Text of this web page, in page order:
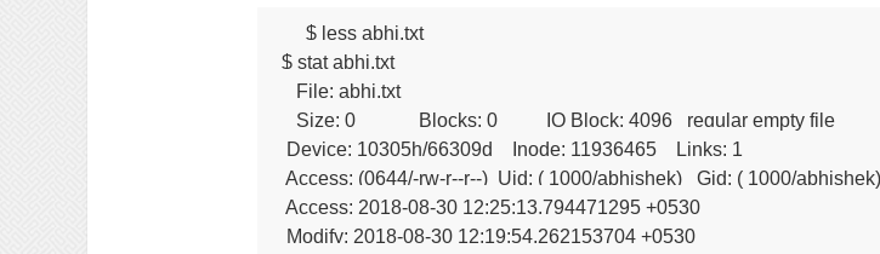
$ less abhi.txt
$ stat abhi.txt
   File: abhi.txt
   Size: 0             Blocks: 0          IO Block: 4096   regular empty file
Device: 10305h/66309d    Inode: 11936465    Links: 1
Access: (0644/-rw-r--r--)  Uid: ( 1000/abhishek)   Gid: ( 1000/abhishek)
Access: 2018-08-30 12:25:13.794471295 +0530
Modify: 2018-08-30 12:19:54.262153704 +0530